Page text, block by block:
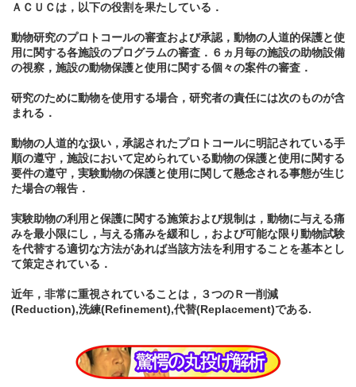
ＡＣＵＣは，以下の役割を果たしている．
動物研究のプロトコールの審査および承認，動物の人道的保護と使
用に関する各施設のプログラムの審査．６ヵ月毎の施設の助物設備
の視察，施設の動物保護と使用に関する個々の案件の審査．
研究のために動物を使用する場合，研究者の責任には次のものが含
まれる．
動物の人道的な扱い，承認されたプロトコールに明記されている手
順の遵守，施設において定められている動物の保護と使用に関する
要件の遵守，実験動物の保護と使用に関して懸念される事態が生じ
た場合の報告．
実験助物の利用と保護に関する施策および規制は，動物に与える痛
みを最小限にし，与える痛みを緩和し，および可能な限り動物試験
を代替する適切な方法があれば当該方法を利用することを基本とし
て策定されている．
近年，非常に重視されていることは，３つのＲ一削減
(Reduction),洗練(Refinement),代替(Replacement)である.